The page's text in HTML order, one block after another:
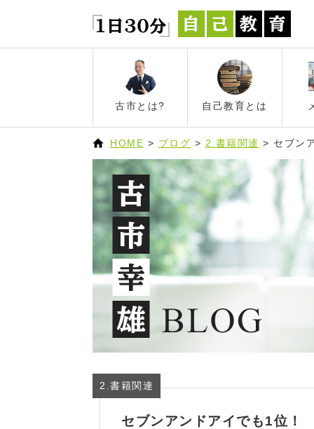
古市とは? 自己教育とは
HOME > ブログ > 2.書籍関連 > セブン
2.書籍関連
セブンアンドアイでも1位！